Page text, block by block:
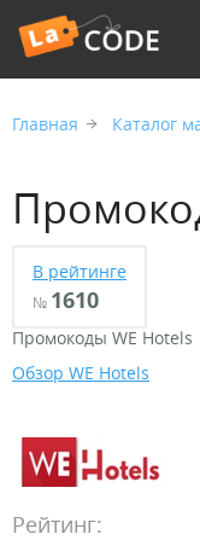
Главная Каталог
В рейтинге
№ 1610
Промокоды WE Hotels
Обзор WE Hotels
Рейтинг: